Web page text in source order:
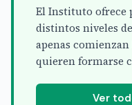
El Instituto ofrece
distintos niveles
apenas
quieren formarse
Ver